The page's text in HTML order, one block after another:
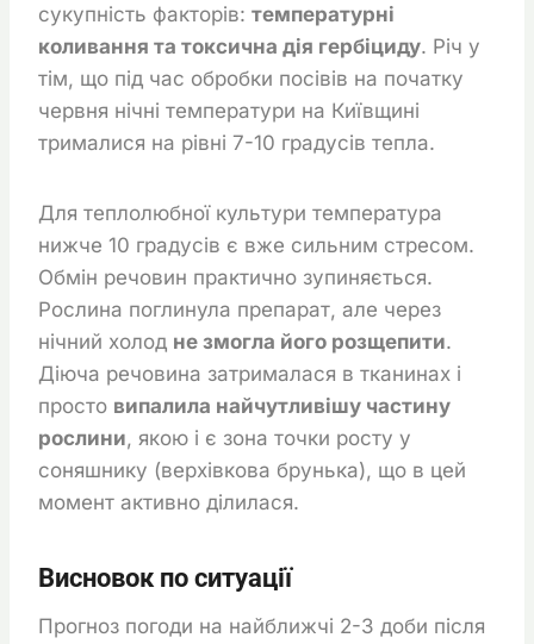
сукупність факторів: температурні
коливання та токсична дія гербіциду. Річ у
тім, що під час обробки посівів на початку
червня нічні температури на Київщині
трималися на рівні 7-10 градусів тепла.
Для теплолюбної культури температура
нижче 10 градусів є вже сильним стресом.
Обмін речовин практично зупиняється.
Рослина поглинула препарат, але через
нічний холод не змогла його розщепити.
Діюча речовина затрималася в тканинах і
просто випалила найчутливішу частину
рослини, якою і є зона точки росту у
соняшнику (верхівкова брунька), що в цей
момент активно ділилася.
Висновок по ситуації
Прогноз погоди на найближчі 2-3 доби після